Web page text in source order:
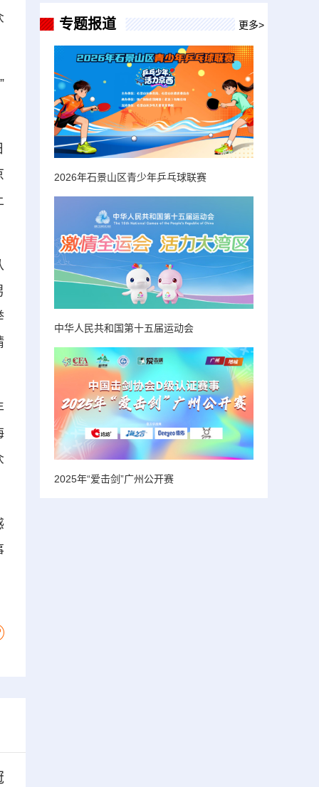
专题报道 更多>
2026年石景山区青少年乒乓球联赛
中华人民共和国第十五届运动会
2025年“爱击剑”广州公开赛